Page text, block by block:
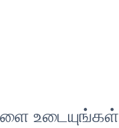
உடையுங்கள்